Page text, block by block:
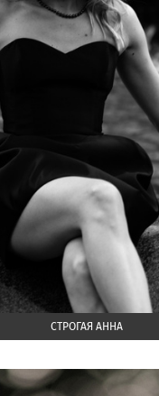
СТРОГАЯ АННА